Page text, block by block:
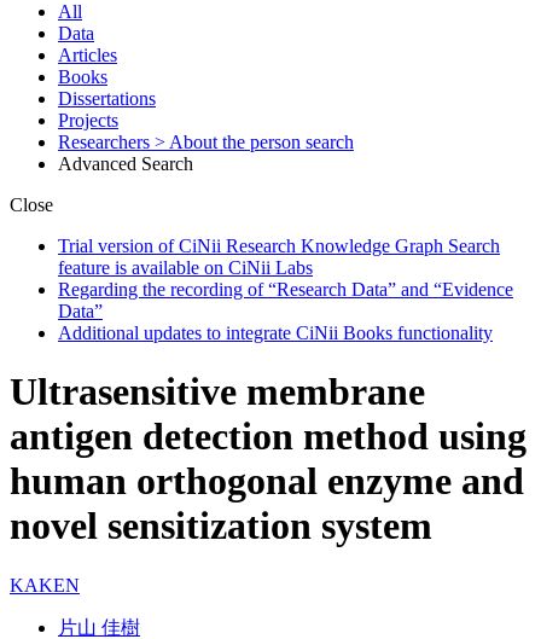
All
Data
Articles
Books
Dissertations
Projects
Researchers > About the person search
Advanced Search
Close
Trial version of CiNii Research Knowledge Graph Search
feature is available on CiNii Labs
Regarding the recording of “Research Data” and “Evidence
Data”
Additional updates to integrate CiNii Books functionality
Ultrasensitive membrane
antigen detection method using
human orthogonal enzyme and
novel sensitization system
KAKEN
片山 佳樹